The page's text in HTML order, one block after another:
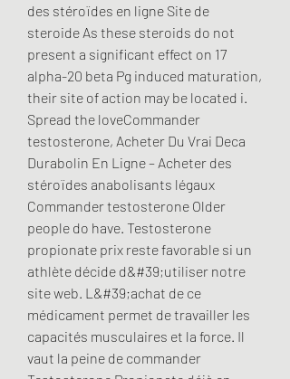
des stéroïdes en ligne Site de
steroide As these steroids do not
present a significant effect on 17
alpha-20 beta Pg induced maturation,
their site of action may be located i.
Spread the loveCommander
testosterone, Acheter Du Vrai Deca
Durabolin En Ligne – Acheter des
stéroïdes anabolisants légaux
Commander testosterone Older
people do have. Testosterone
propionate prix reste favorable si un
athlète décide d&#39;utiliser notre
site web. L&#39;achat de ce
médicament permet de travailler les
capacités musculaires et la force. Il
vaut la peine de commander